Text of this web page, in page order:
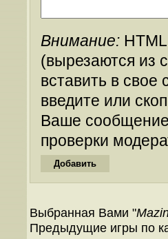
Внимание:
(вырезаются из
вставить в
введите или
Ваше
проверки
Выбранная Вами "
Предыдущие игры по